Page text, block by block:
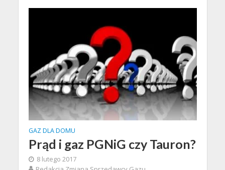
GAZ DLA DOMU
Prąd i gaz PGNiG czy Tauron?
8 lutego 2017